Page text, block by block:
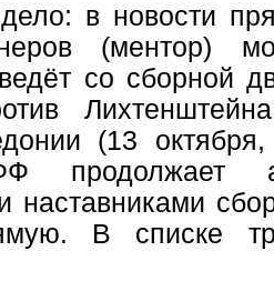
в новости
(ментор)
со сборной
(13
продолжает
наставниками
В списке